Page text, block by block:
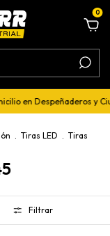
0
en Despeñaderos y
. Tiras LED . Tiras
Filtrar